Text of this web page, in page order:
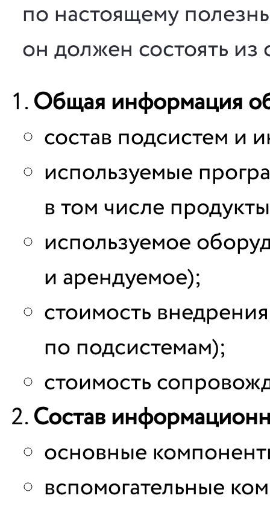
по настоящему
он должен состоять
Общая информация
состав подсистем и
используемые
в том числе
используемое
и арендуемое);
стоимость
по подсистемам);
стоимость
Состав
основные
вспомогательные